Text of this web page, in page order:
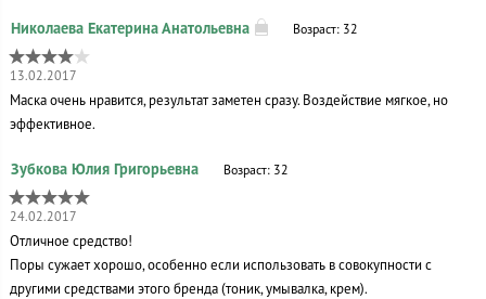
Возраст: 32
13.02.2017
Маска очень нравится, результат заметен сразу. Воздействие мягкое, но
эффективное.
Возраст: 32
24.02.2017
Отличное средство!
Поры сужает хорошо, особенно если использовать в совокупности с
другими средствами этого бренда (тоник, умывалка, крем).